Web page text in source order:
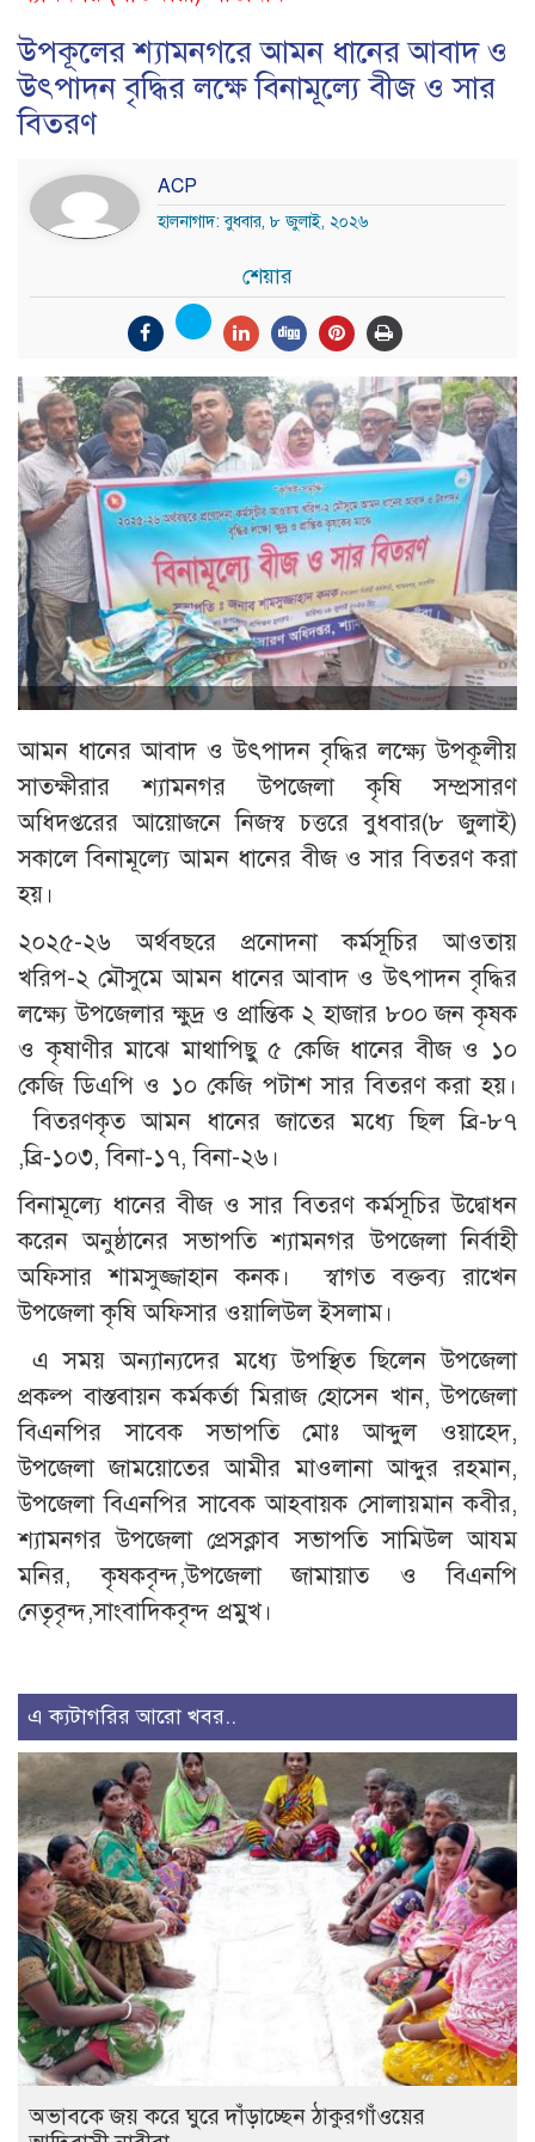
উপকূলের শ্যামনগরে আমন ধানের আবাদ ও
উৎপাদন বৃদ্ধির লক্ষে বিনামূল্যে বীজ ও সার
বিতরণ
ACP
হালনাগাদ: বুধবার, ৮ জুলাই, ২০২৬
শেয়ার
আমন ধানের আবাদ ও উৎপাদন বৃদ্ধির লক্ষ্যে উপকূলীয়
সাতক্ষীরার শ্যামনগর উপজেলা কৃষি সম্প্রসারণ
অধিদপ্তরের আয়োজনে নিজস্ব চত্তরে বুধবার(৮ জুলাই)
সকালে বিনামূল্যে আমন ধানের বীজ ও সার বিতরণ করা
হয়।
২০২৫-২৬ অর্থবছরে প্রনোদনা কর্মসূচির আওতায়
খরিপ-২ মৌসুমে আমন ধানের আবাদ ও উৎপাদন বৃদ্ধির
লক্ষ্যে উপজেলার ক্ষুদ্র ও প্রান্তিক ২ হাজার ৮০০ জন কৃষক
ও কৃষাণীর মাঝে মাথাপিছু ৫ কেজি ধানের বীজ ও ১০
কেজি ডিএপি ও ১০ কেজি পটাশ সার বিতরণ করা হয়।
বিতরণকৃত আমন ধানের জাতের মধ্যে ছিল ব্রি-৮৭
,ব্রি-১০৩, বিনা-১৭, বিনা-২৬।
বিনামূল্যে ধানের বীজ ও সার বিতরণ কর্মসূচির উদ্বোধন
করেন অনুষ্ঠানের সভাপতি শ্যামনগর উপজেলা নির্বাহী
অফিসার শামসুজ্জাহান কনক। স্বাগত বক্তব্য রাখেন
উপজেলা কৃষি অফিসার ওয়ালিউল ইসলাম।
এ সময় অন্যান্যদের মধ্যে উপস্থিত ছিলেন উপজেলা
প্রকল্প বাস্তবায়ন কর্মকর্তা মিরাজ হোসেন খান, উপজেলা
বিএনপির সাবেক সভাপতি মোঃ আব্দুল ওয়াহেদ,
উপজেলা জাময়োতের আমীর মাওলানা আব্দুর রহমান,
উপজেলা বিএনপির সাবেক আহবায়ক সোলায়মান কবীর,
শ্যামনগর উপজেলা প্রেসক্লাব সভাপতি সামিউল আযম
মনির, কৃষকবৃন্দ,উপজেলা জামায়াত ও বিএনপি
নেতৃবৃন্দ,সাংবাদিকবৃন্দ প্রমুখ।
এ ক্যটাগরির আরো খবর..
অভাবকে জয় করে ঘুরে দাঁড়াচ্ছেন ঠাকুরগাঁওয়ের